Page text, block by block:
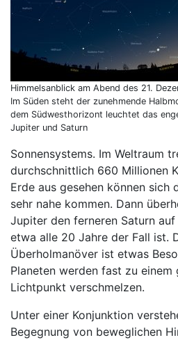
Himmelsanblick am Abend des 21.
Im Süden steht der zunehmende
dem Südwesthorizont leuchtet das
Jupiter und Saturn
Sonnensystems. Im Weltraum
durchschnittlich 660 Millionen
Erde aus gesehen können sich
sehr nahe kommen. Dann
Jupiter den ferneren Saturn
etwa alle 20 Jahre der Fall ist.
Überholmanöver ist etwas
Planeten werden fast zu einem
Lichtpunkt verschmelzen.
Unter einer Konjunktion
Begegnung von beweglichen